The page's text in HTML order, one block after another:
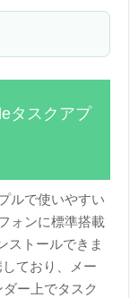
タスクアプ
ルで使いやすい
ォンに標準搭載
ストールできま
ており、メー
ー上でタスク